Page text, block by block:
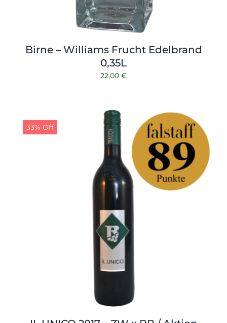
Birne – Williams Frucht Edelbrand
0,35L
22,00 €
33% Off